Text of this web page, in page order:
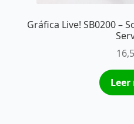
Gráfica Live! SB0200 –
Leer